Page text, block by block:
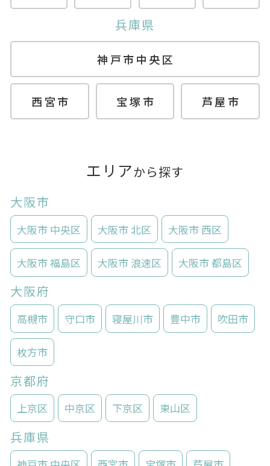
兵庫県
神戸市中央区
西宮市 宝塚市 芦屋市
エリアから探す
大阪市
大阪市 中央区 大阪市 北区 大阪市 西区
大阪市 福島区 大阪市 浪速区 大阪市 都島区
大阪府
高槻市 守口市 寝屋川市 豊中市 吹田市
枚方市
京都府
上京区 中京区 下京区 東山区
兵庫県